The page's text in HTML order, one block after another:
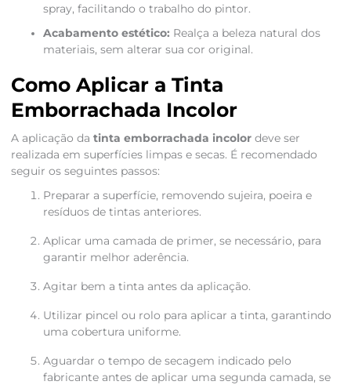
spray, facilitando o trabalho do pintor.
Acabamento estético: Realça a beleza natural dos
materiais, sem alterar sua cor original.
Como Aplicar a Tinta
Emborrachada Incolor
A aplicação da tinta emborrachada incolordeve ser
realizada em superfícies limpas e secas. É recomendado
seguir os seguintes passos:
Preparar a superfície, removendo sujeira, poeira e
resíduos de tintas anteriores.
Aplicar uma camada de primer, se necessário, para
garantir melhor aderência.
Agitar bem a tinta antes da aplicação.
Utilizar pincel ou rolo para aplicar a tinta, garantindo
uma cobertura uniforme.
Aguardar o tempo de secagem indicado pelo
fabricante antes de aplicar uma segunda camada, se